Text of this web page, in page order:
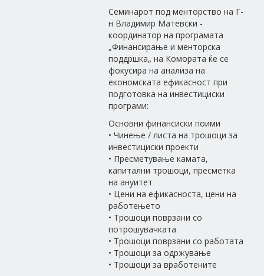
Семинарот под менторство на Г-
н Владимир Матевски -
координатор на програмата
„Финансирање и менторска
поддршка„ на Комората ќе се
фокусира на анализа на
економската ефикасност при
подготовка на инвестициски
програми:
Основни финансиски поими
• Чинење / листа на трошоци за
инвестициски проекти
• Пресметување камата,
капитални трошоци, пресметка
на ануитет
• Цени на ефикасноста, цени на
работењето
• Трошоци поврзани со
потрошувачката
• Трошоци поврзани со работата
• Трошоци за одржување
• Трошоци за вработените